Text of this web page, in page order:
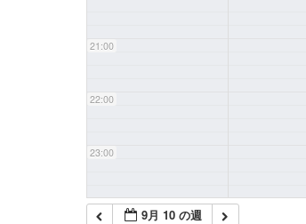
21:00
22:00
23:00
9月 10 の週